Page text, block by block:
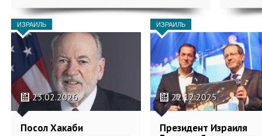
ИЗРАИЛЬ
23.02.2026
Посол Хакаби
ИЗРАИЛЬ
22.12.2025
Президент Израиля